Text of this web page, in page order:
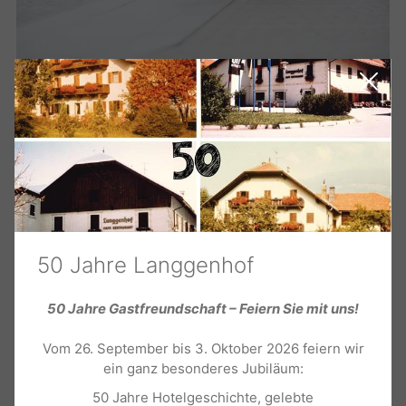
TRADITION, FLAIR UND CHIC
Diese Geschäfte dürfen Sie sich
Harpf- Getränke und Weine
Acherer- Patisserie und Blumen
Horvat - natürliche Lebensmittel
50 Jahre Langgenhof
50 Jahre Gastfreundschaft – Feiern Sie mit uns!
Vom 26. September bis 3. Oktober 2026 feiern wir
ein ganz besonderes Jubiläum:
50 Jahre Hotelgeschichte, gelebte